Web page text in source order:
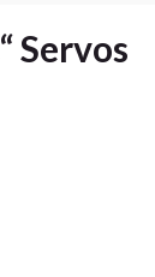
Servos